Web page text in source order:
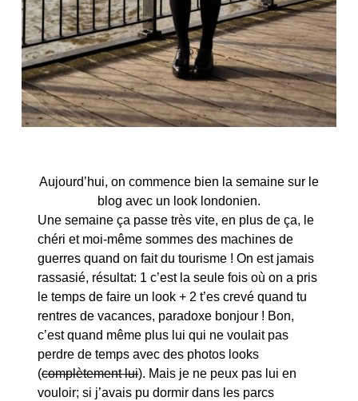
Aujourd’hui, on commence bien la semaine sur le
blog avec un look londonien.
Une semaine ça passe très vite, en plus de ça, le
chéri et moi-même sommes des machines de
guerres quand on fait du tourisme ! On est jamais
rassasié, résultat: 1 c’est la seule fois où on a pris
le temps de faire un look + 2 t’es crevé quand tu
rentres de vacances, paradoxe bonjour ! Bon,
c’est quand même plus lui qui ne voulait pas
perdre de temps avec des photos looks
(complètement lui). Mais je ne peux pas lui en
vouloir; si j’avais pu dormir dans les parcs